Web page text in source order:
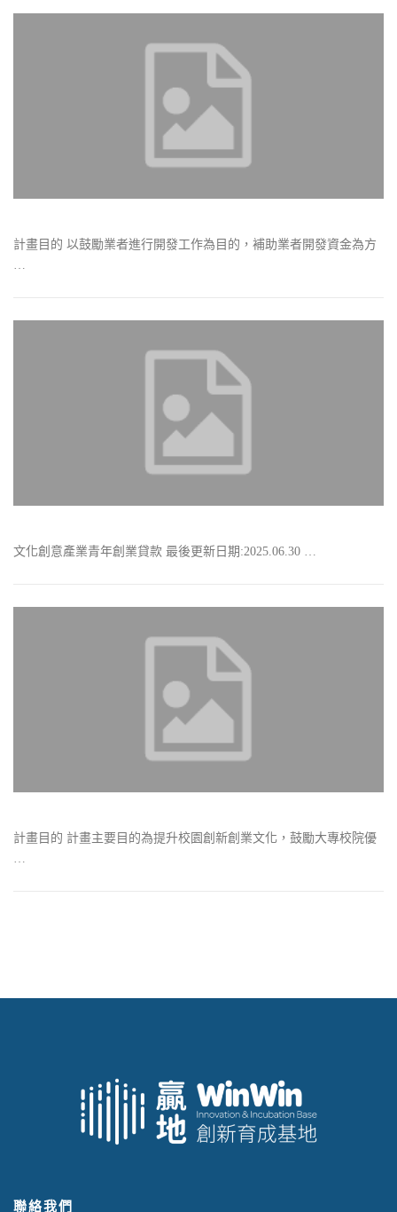
計畫目的 以鼓勵業者進行開發工作為目的，補助業者開發資金為方
…
文化創意產業青年創業貸款 最後更新日期:2025.06.30 …
計畫目的 計畫主要目的為提升校園創新創業文化，鼓勵大專校院優
…
聯絡我們